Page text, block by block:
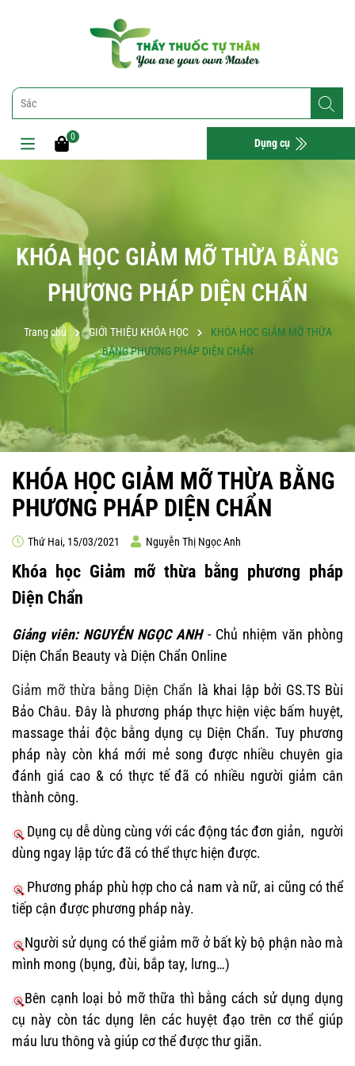
0 Dụng cụ
KHÓA HỌC GIẢM MỠ THỪA BẰNG
PHƯƠNG PHÁP DIỆN CHẨN
Trang chủ GIỚI THIỆU KHÓA HỌC
KHÓA HỌC GIẢM MỠ THỪA
BẰNG PHƯƠNG PHÁP DIỆN CHẨN
KHÓA HỌC GIẢM MỠ THỪA BẰNG
PHƯƠNG PHÁP DIỆN CHẨN
Thứ Hai, 15/03/2021 Nguyễn Thị Ngọc Anh
Khóa học Giảm mỡ thừa bằng phương pháp
Diện Chẩn
Giảng viên: NGUYỄN NGỌC ANH- Chủ nhiệm văn phòng
Diện Chẩn Beauty và Diện Chẩn Online
Giảm mỡ thừa bằng Diện Chẩn là khai lập bởi GS.TS Bùi
Bảo Châu. Đây là phương pháp thực hiện việc bấm huyệt,
massage thải độc bằng dụng cụ Diện Chẩn. Tuy phương
pháp này còn khá mới mẻ song được nhiều chuyên gia
đánh giá cao & có thực tế đã có nhiều người giảm cân
thành công.
Dụng cụ dễ dùng cùng với các động tác đơn giản, người
dùng ngay lập tức đã có thể thực hiện được.
Phương pháp phù hợp cho cả nam và nữ, ai cũng có thể
tiếp cận được phương pháp này.
Người sử dụng có thể giảm mỡ ở bất kỳ bộ phận nào mà
mình mong (bụng, đùi, bắp tay, lưng…)
Bên cạnh loại bỏ mỡ thữa thì bằng cách sử dụng dụng
cụ này còn tác dụng lên các huyệt đạo trên cơ thể giúp
máu lưu thông và giúp cơ thể được thư giãn.